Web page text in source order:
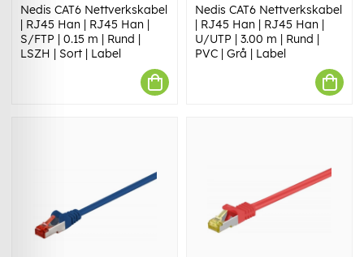
Nedis CAT6 Nettverkskabel
| RJ45 Han | RJ45 Han |
S/FTP | 0.15 m | Rund |
LSZH | Sort | Label
Nedis CAT6 Nettverkskabel
| RJ45 Han | RJ45 Han |
U/UTP | 3.00 m | Rund |
PVC | Grå | Label